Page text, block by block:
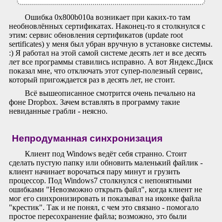
Ошибка 0x800b010a возникает при каких-то там
необновлённых сертификатах. Наконец-то я столкнулся с
этим: сервис обновления сертификатов (update root
sertificates) у меня был убран вручную в установке системы.
:) Я работал на этой самой системе десять лет и все десять
лет все программы ставились исправно. А вот Яндекс.Диск
показал мне, что отключать этот супер-полезный сервис,
который пригождается раз в десять лет, не стоит.
Всё вышеописанное смотрится очень печально на
фоне Dropbox. Зачем вставлять в программу такие
невиданные грабли - неясно.
Непродуманная синхронизация
Клиент под Windows ведёт себя странно. Стоит
сделать пустую папку или обновить маленький файлик -
клиент начинает ворочаться пару минут и грузить
процессор. Под Windows7 столкнулся с непонятными
ошибками "Невозможно открыть файл", когда клиент не
мог его синхронизировать и показывал на иконке файла
"крестик". Так и не понял, с чем это связано - помогало
простое пересохранение файла; возможно, это были